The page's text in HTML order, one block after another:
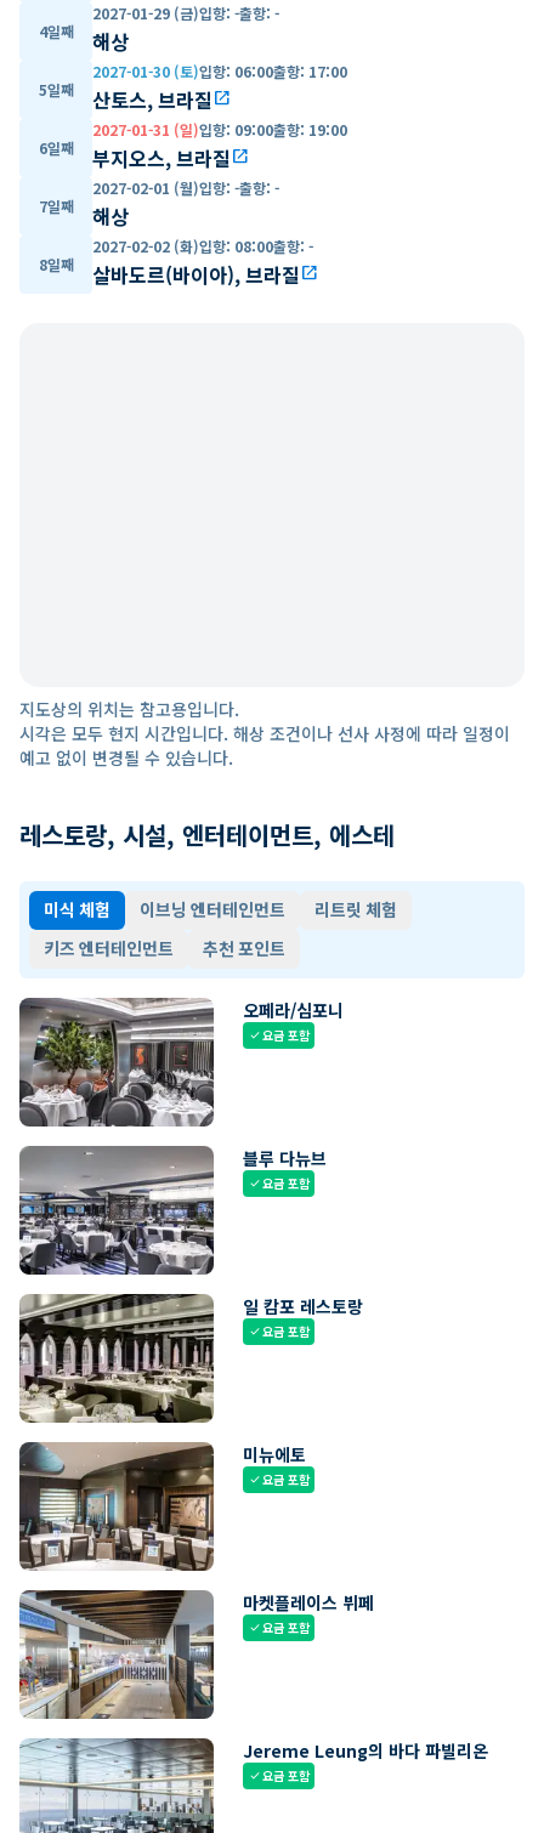
4일째
2027-01-29 (금)입항: -출항: -
해상
5일째
2027-01-30 (토)입항: 06:00출항: 17:00
산토스, 브라질open_in_new
6일째
2027-01-31 (일)입항: 09:00출항: 19:00
부지오스, 브라질open_in_new
7일째
2027-02-01 (월)입항: -출항: -
해상
8일째
2027-02-02 (화)입항: 08:00출항: -
살바도르(바이아), 브라질open_in_new
지도상의 위치는 참고용입니다.
시각은 모두 현지 시간입니다. 해상 조건이나 선사 사정에 따라 일정이
예고 없이 변경될 수 있습니다.
레스토랑, 시설, 엔터테이먼트, 에스테
미식 체험 이브닝 엔터테인먼트
리트릿 체험
키즈 엔터테인먼트
추천 포인트
오페라/심포니
check요금 포함
블루 다뉴브
check요금 포함
일 캄포 레스토랑
check요금 포함
미뉴에토
check요금 포함
마켓플레이스 뷔페
check요금 포함
Jereme Leung의 바다 파빌리온
check요금 포함